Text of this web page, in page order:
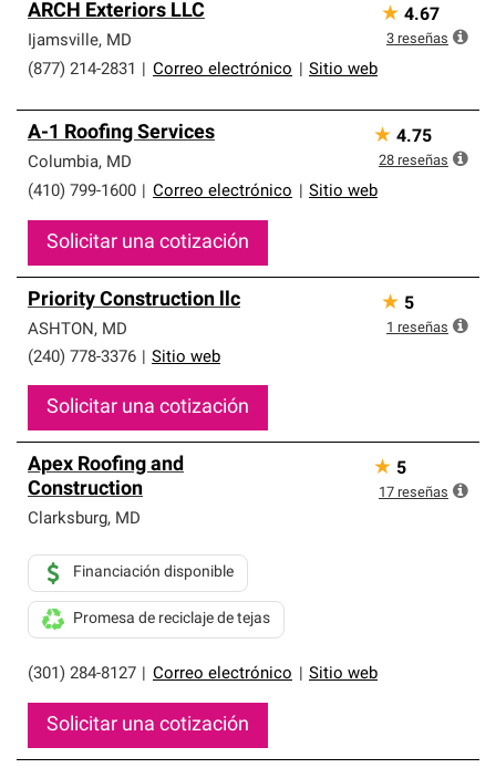
ARCH Exteriors LLC
Ijamsville, MD
(877) 214-2831
Correo electrónico Sitio web
★ 4.67
3 reseñas
A-1 Roofing Services
Columbia, MD
(410) 799-1600
Correo electrónico Sitio web
Solicitar una cotización
★ 4.75
28 reseñas
Priority Construction llc
ASHTON, MD
(240) 778-3376
Sitio web
Solicitar una cotización
★ 5
1 reseñas
Apex Roofing and
Construction
Clarksburg, MD
(301) 284-8127 Correo electrónico Sitio web
Financiación disponible
Promesa de reciclaje de tejas
Solicitar una cotización
★ 5
17 reseñas